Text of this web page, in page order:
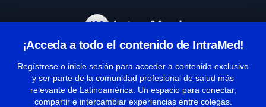
¡Acceda a todo el contenido de IntraMed!
Regístrese o inicie sesión para acceder a contenido exclusivo
y ser parte de la comunidad profesional de salud más
relevante de Latinoamérica. Un espacio para conectar,
compartir e intercambiar experiencias entre colegas.
Términos y condiciones